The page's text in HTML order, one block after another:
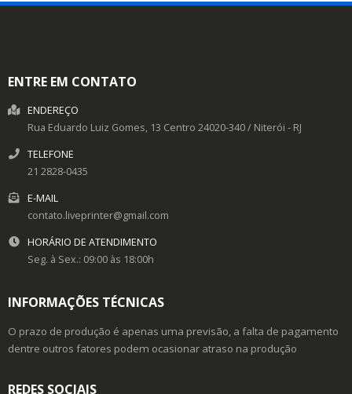
ENTRE EM CONTATO
ENDEREÇO
Rua Eduardo Luiz Gomes, 13 Centro 24020-340/ Niterói - RJ
TELEFONE
21 2828-0435
E-MAIL
contato.liveprinter@gmail.com
HORÁRIO DE ATENDIMENTO
Seg. à Sex.: 09:00 às 18:00h
INFORMAÇÕES TÉCNICAS
O prazo de produção é apenas uma previsão, a falta de pagamento
dentre outros fatores podem ocasionar atraso na produção
REDES SOCIAIS